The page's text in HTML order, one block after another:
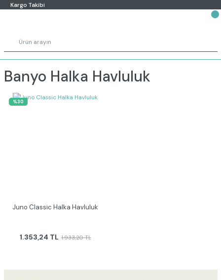
Kargo Takibi
Banyo Halka Havluluk
%30
Juno Classic Halka Havluluk
1.353,24 TL 1.933,20 TL